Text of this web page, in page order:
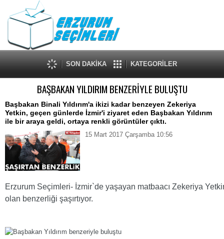
SON DAKİKA KATEGORİLER
BAŞBAKAN YILDIRIM BENZERİYLE BULUŞTU
Başbakan Binali Yıldırım'a ikizi kadar benzeyen Zekeriya
Yetkin, geçen günlerde İzmir'i ziyaret eden Başbakan Yıldırım
ile bir araya geldi, ortaya renkli görüntüler çıktı.
15 Mart 2017 Çarşamba 10:56
Erzurum Seçimleri- İzmir`de yaşayan matbaacı Zekeriya
olan benzerliği şaşırtıyor.